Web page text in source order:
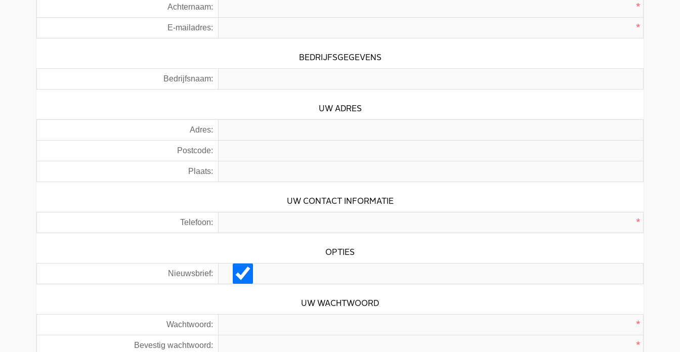
Achternaam: *
E-mailadres: *
BEDRIJFSGEGEVENS
Bedrijfsnaam:
UW ADRES
Adres:
Postcode:
Plaats:
UW CONTACT INFORMATIE
Telefoon: *
OPTIES
Nieuwsbrief:
UW WACHTWOORD
Wachtwoord: *
Bevestig wachtwoord: *